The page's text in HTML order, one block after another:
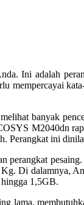
Ini adalah
mempercayai
banyak
M2040dn
Perangkat ini
Di
1,5GB.
lama,